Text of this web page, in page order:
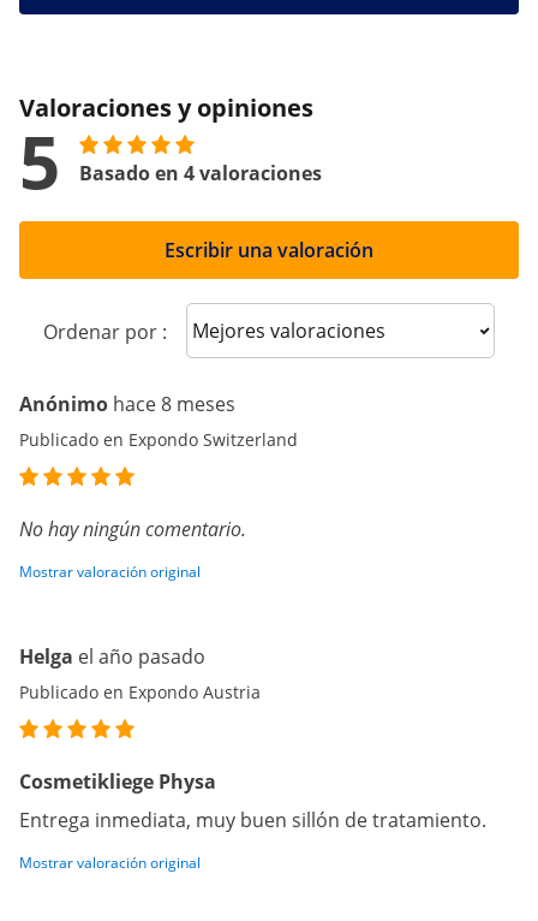
Valoraciones y opiniones
5 Basado en 4 valoraciones
Escribir una valoración
Ordenar por : Sort reviews
Anónimo hace 8 meses
Publicado en Expondo Switzerland
No hay ningún comentario.
Mostrar valoración original
Helga el año pasado
Publicado en Expondo Austria
Cosmetikliege Physa
Entrega inmediata, muy buen sillón de tratamiento.
Mostrar valoración original